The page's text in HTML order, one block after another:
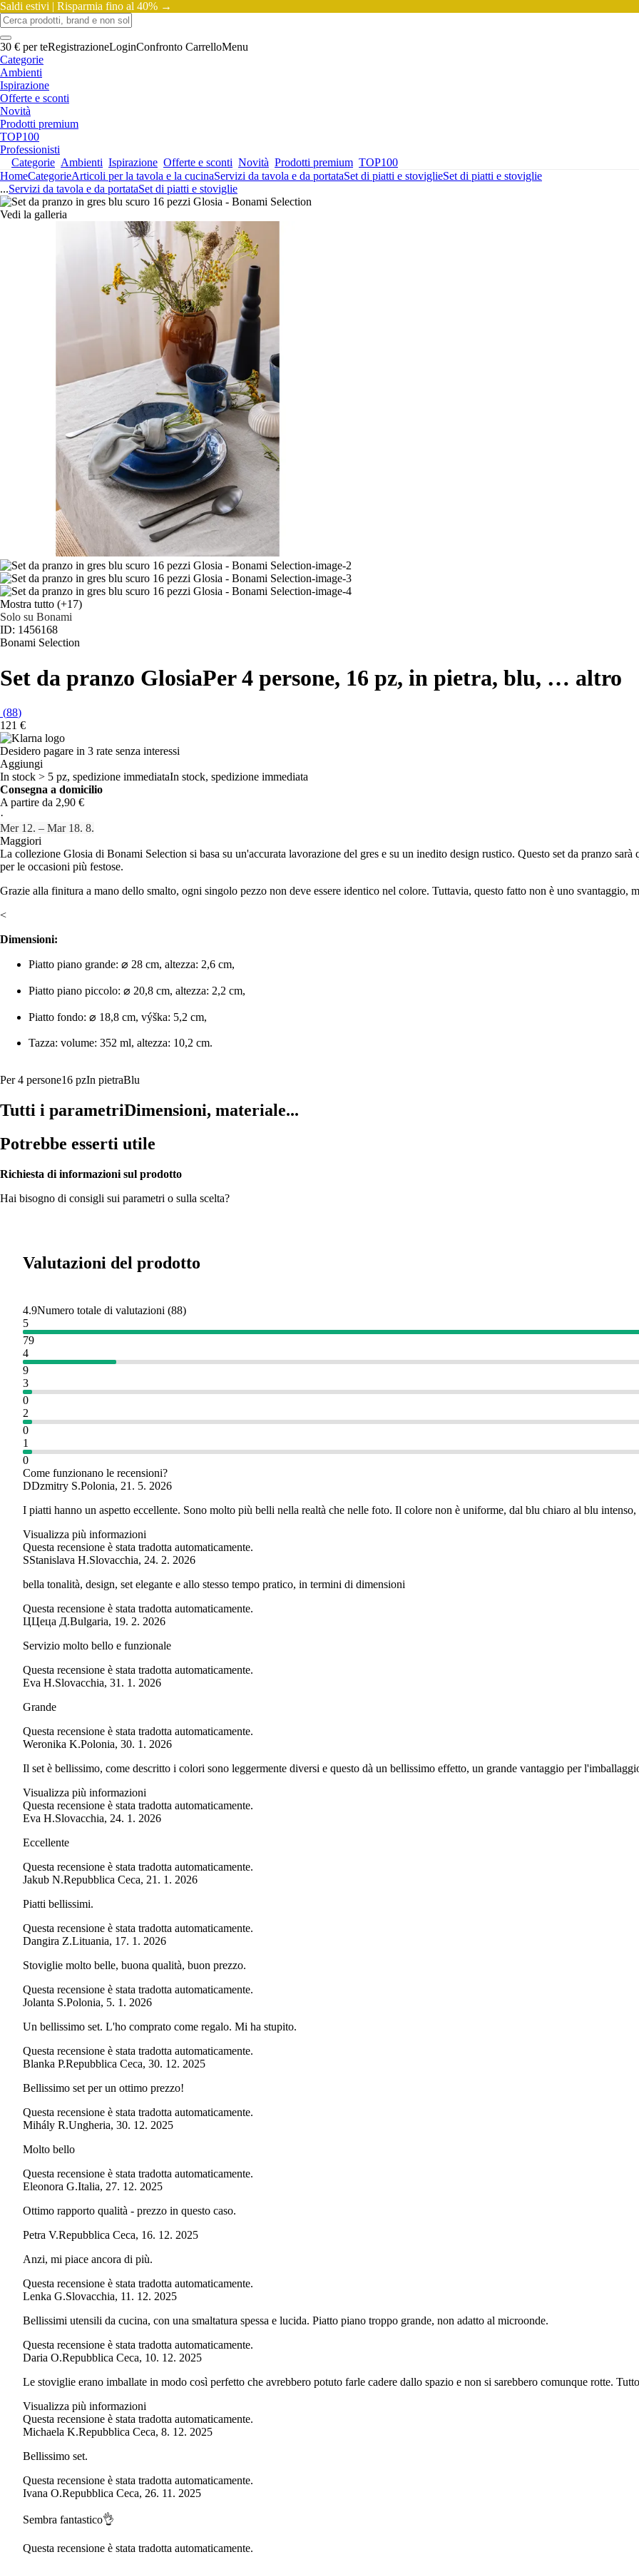
Saldi estivi | Risparmia fino al 40% →
30 € per teRegistrazioneLoginConfronto CarrelloMenu
Categorie
Ambienti
Ispirazione
Offerte e sconti
Novità
Prodotti premium
TOP100
Professionisti
Categorie Ambienti Ispirazione Offerte e sconti Novità Prodotti premium TOP100
HomeCategorieArticoli per la tavola e la cucinaServizi da tavola e da portataSet di piatti e stoviglieSet di piatti e stoviglie
...Servizi da tavola e da portataSet di piatti e stoviglie
Vedi la galleria
Mostra tutto (+17)
Solo su Bonami
ID: 1456168
Bonami Selection
Set da pranzo GlosiaPer 4 persone, 16 pz, in pietra, blu, … altro
(88)
121 €
Desidero pagare in 3 rate senza interessi
Aggiungi
In stock > 5 pz, spedizione immediataIn stock, spedizione immediata
Consegna a domicilio
A partire da 2,90 €
·
Mer 12. – Mar 18. 8.
Maggiori
La collezione Glosia di Bonami Selection si basa su un'accurata lavorazione del gres e su un inedito design rustico. Questo set da pranzo
per le occasioni più festose.
Grazie alla finitura a mano dello smalto, ogni singolo pezzo non deve essere identico nel colore. Tuttavia, questo fatto non è uno svantaggio,
<
Dimensioni:
Piatto piano grande: ⌀ 28 cm, altezza: 2,6 cm,
Piatto piano piccolo: ⌀ 20,8 cm, altezza: 2,2 cm,
Piatto fondo: ⌀ 18,8 cm, výška: 5,2 cm,
Tazza: volume: 352 ml, altezza: 10,2 cm.
Per 4 persone16 pzIn pietraBlu
Tutti i parametriDimensioni, materiale...
Potrebbe esserti utile
Richiesta di informazioni sul prodotto
Hai bisogno di consigli sui parametri o sulla scelta?
Valutazioni del prodotto
4.9Numero totale di valutazioni (88)
5
79
4
9
3
0
2
0
1
0
Come funzionano le recensioni?
DDzmitry S.Polonia, 21. 5. 2026
I piatti hanno un aspetto eccellente. Sono molto più belli nella realtà che nelle foto. Il colore non è uniforme, dal blu chiaro al blu
Visualizza più informazioni
Questa recensione è stata tradotta automaticamente.
SStanislava H.Slovacchia, 24. 2. 2026
bella tonalità, design, set elegante e allo stesso tempo pratico, in termini di dimensioni
Questa recensione è stata tradotta automaticamente.
ЦЦеца Д.Bulgaria, 19. 2. 2026
Servizio molto bello e funzionale
Questa recensione è stata tradotta automaticamente.
Eva H.Slovacchia, 31. 1. 2026
Grande
Questa recensione è stata tradotta automaticamente.
Weronika K.Polonia, 30. 1. 2026
Il set è bellissimo, come descritto i colori sono leggermente diversi e questo dà un bellissimo effetto, un grande vantaggio per
Visualizza più informazioni
Questa recensione è stata tradotta automaticamente.
Eva H.Slovacchia, 24. 1. 2026
Eccellente
Questa recensione è stata tradotta automaticamente.
Jakub N.Repubblica Ceca, 21. 1. 2026
Piatti bellissimi.
Questa recensione è stata tradotta automaticamente.
Dangira Z.Lituania, 17. 1. 2026
Stoviglie molto belle, buona qualità, buon prezzo.
Questa recensione è stata tradotta automaticamente.
Jolanta S.Polonia, 5. 1. 2026
Un bellissimo set. L'ho comprato come regalo. Mi ha stupito.
Questa recensione è stata tradotta automaticamente.
Blanka P.Repubblica Ceca, 30. 12. 2025
Bellissimo set per un ottimo prezzo!
Questa recensione è stata tradotta automaticamente.
Mihály R.Ungheria, 30. 12. 2025
Molto bello
Questa recensione è stata tradotta automaticamente.
Eleonora G.Italia, 27. 12. 2025
Ottimo rapporto qualità - prezzo in questo caso.
Petra V.Repubblica Ceca, 16. 12. 2025
Anzi, mi piace ancora di più.
Questa recensione è stata tradotta automaticamente.
Lenka G.Slovacchia, 11. 12. 2025
Bellissimi utensili da cucina, con una smaltatura spessa e lucida. Piatto piano troppo grande, non adatto al microonde.
Questa recensione è stata tradotta automaticamente.
Daria O.Repubblica Ceca, 10. 12. 2025
Le stoviglie erano imballate in modo così perfetto che avrebbero potuto farle cadere dallo spazio e non si sarebbero comunque rotte.
Visualizza più informazioni
Questa recensione è stata tradotta automaticamente.
Michaela K.Repubblica Ceca, 8. 12. 2025
Bellissimo set.
Questa recensione è stata tradotta automaticamente.
Ivana O.Repubblica Ceca, 26. 11. 2025
Sembra fantastico👌
Questa recensione è stata tradotta automaticamente.